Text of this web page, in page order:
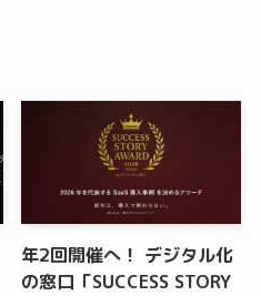
年2回開催へ！ デジタル化
の窓口「SUCCESS STORY